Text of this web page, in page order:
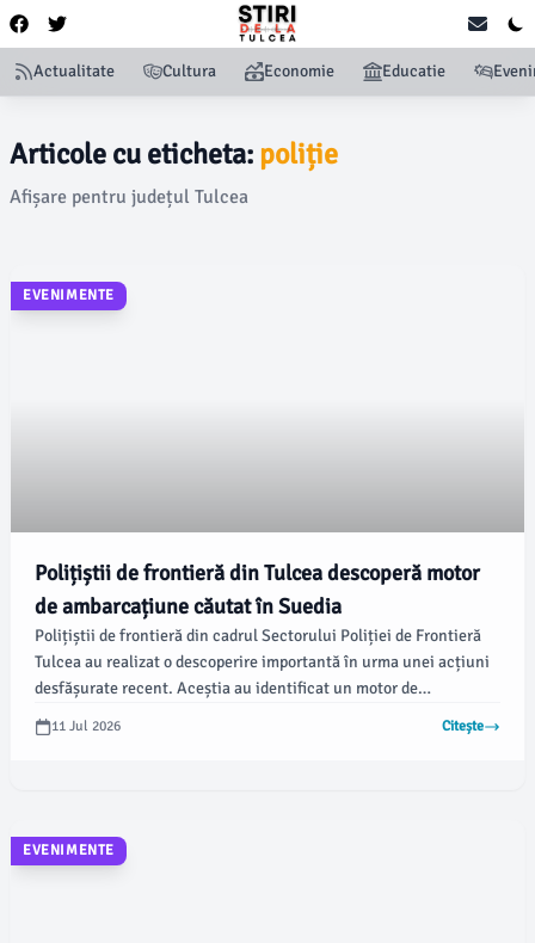
Actualitate Cultura Economie Educatie
Articole cu eticheta: poliție
Afișare pentru județul Tulcea
EVENIMENTE
Polițiștii de frontieră din Tulcea descoperă motor
de ambarcațiune căutat în Suedia
Polițiștii de frontieră din cadrul Sectorului Poliției de Frontieră
Tulcea au realizat o descoperire importantă în urma unei acțiuni
desfășurate recent. Aceștia au identificat un motor de
ambarcațiune marca Yamaha care era semnalat ca fiind căutat
pentru a fi confiscat de autoritățile suedeze, conform Gărzii de
11 Jul 2026 Citește
EVENIMENTE